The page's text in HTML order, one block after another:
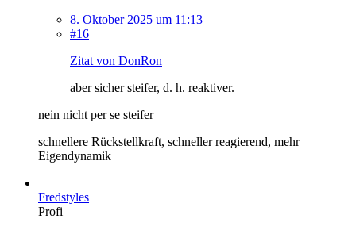
8. Oktober 2025 um 11:13
#16
Zitat von DonRon
aber sicher steifer, d. h. reaktiver.
nein nicht per se steifer
schnellere Rückstellkraft, schneller reagierend, mehr
Eigendynamik
Fredstyles
Profi